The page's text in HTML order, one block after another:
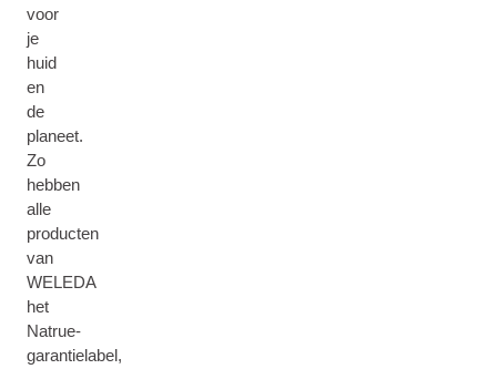
voor
je
huid
en
de
planeet.
Zo
hebben
alle
producten
van
WELEDA
het
Natrue-
garantielabel,